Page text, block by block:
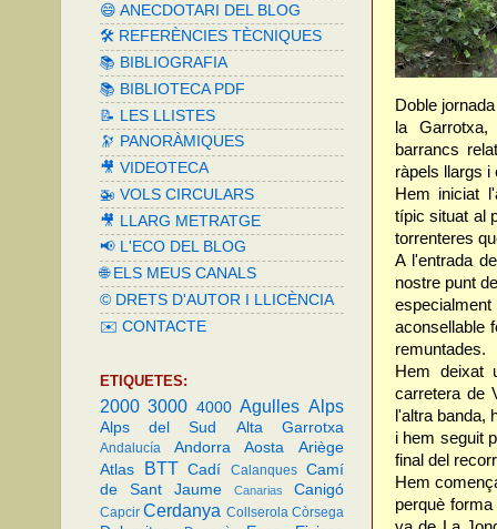
Doble
la
barrancs
ràpels llargs i
Hem iniciat
típic situat al
torrenteres
A l'entrada
nostre punt
aconsellable
remuntades.
Hem deixat
carretera de
l'altra banda,
i hem seguit
final del
Hem
perquè
😄 ANECDOTARI DEL BLOG
🛠️ REFERÈNCIES TÈCNIQUES
📚 BIBLIOGRAFIA
📚 BIBLIOTECA PDF
📝 LES LLISTES
🔭 PANORÀMIQUES
🎥 VIDEOTECA
🚁 VOLS CIRCULARS
🎥 LLARG METRATGE
📢 L'ECO DEL BLOG
🌐 ELS MEUS CANALS
©️ DRETS D'AUTOR I LLICÈNCIA
✉️ CONTACTE
ETIQUETES:
2000 3000 4000 Agulles Alps
Alps del Sud Alta Garrotxa
Andalucía Andorra Aosta
Ariège
Atlas
BTT Cadí Calanques Camí
de Sant Jaume
Canarias Canigó
Capcir Cerdanya Collserola Còrsega